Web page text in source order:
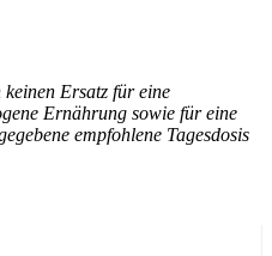
Ersatz für eine
Ernährung sowie für eine
empfohlene Tagesdosis